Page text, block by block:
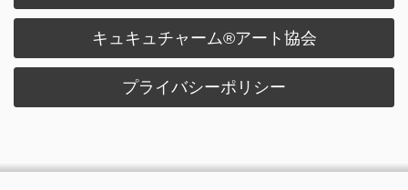
キュキュチャーム®︎アート協会
プライバシーポリシー